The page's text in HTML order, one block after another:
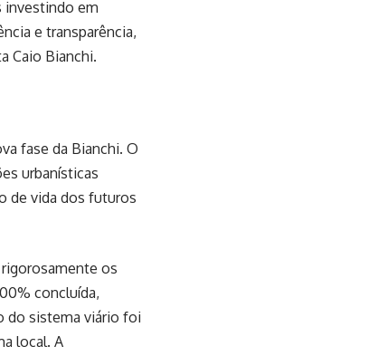
investindo em
e transparência,
Caio Bianchi.
fase da Bianchi. O
urbanísticas
de vida dos futuros
os
concluída,
do sistema viário foi
local. A